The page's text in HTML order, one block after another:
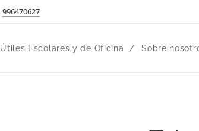
996470627
Útiles Escolares y de Oficina Sobre